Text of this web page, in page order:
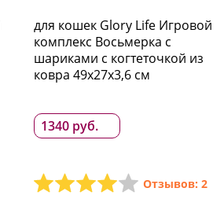
для кошек Glory Life Игровой
комплекс Восьмерка с
шариками c когтеточкой из
ковра 49х27х3,6 см
1340 руб.
Отзывов: 2